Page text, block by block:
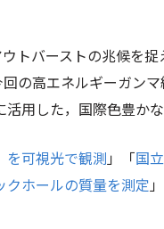
トバーストの兆候を
の高エネルギーガン
用した，国際色豊かな
を可視光で観測」「国
ホールの質量を測定」